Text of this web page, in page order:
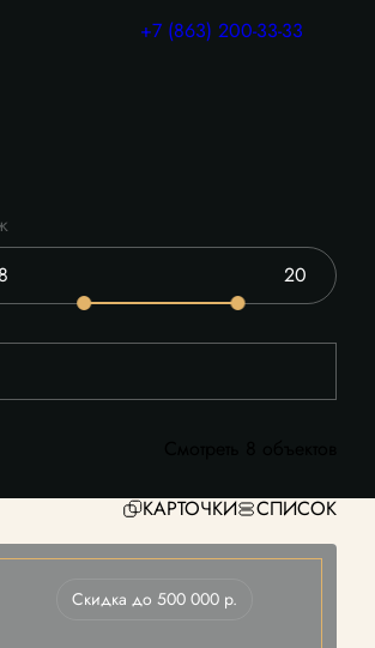
+7 (863) 200-33-33
КАРТОЧКИ СПИСОК
Скидка до 500 000 р.